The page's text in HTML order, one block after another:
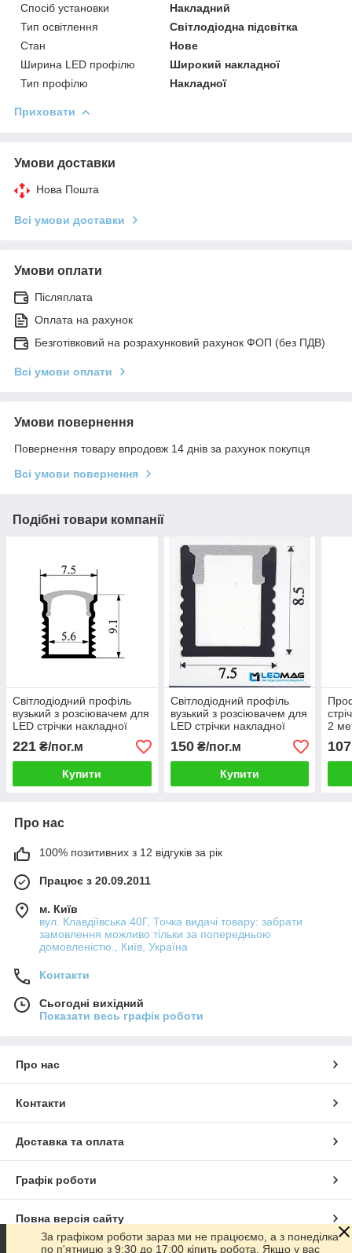
Спосіб установки
Накладний
Тип освітлення
Світлодіодна підсвітка
Стан
Нове
Ширина LED профілю
Широкий накладної
Тип профілю
Накладної
Приховати
Умови доставки
Нова Пошта
Всі умови доставки
Умови оплати
Післяплата
Оплата на рахунок
Безготівковий на розрахунковий рахунок ФОП (без ПДВ)
Всі умови оплати
Умови повернення
Повернення товару впродовж 14 днів за рахунок покупця
Всі умови повернення
Подібні товари компанії
Світлодіодний профіль
вузький з розсіювачем для
LED стрічки накладної
8,5х7,5 мм (планка 3
метри)
221 ₴/пог.м
Купити
Світлодіодний профіль
вузький з розсіювачем для
LED стрічки накладної
8,5х7,5 мм (планки по 2 та
3 метри)
150₴/пог.м
Купити
2
107
Про нас
100% позитивних з 12 відгуків за рік
Працює з 20.09.2011
м. Київ
вул. Клавдіївська 40Г, Точка видачі товару: забрати
замовлення можливо тільки за попередньою
домовленістю., Київ, Україна
Контакти
Сьогодні вихідний
Показати весь графік роботи
Про нас
Контакти
Доставка та оплата
Графік роботи
Повна версія сайту
За графіком роботи зараз ми не працюємо, а з понеділка
по п'ятницю з 9:30 до 17:00 кіпить робота. Якщо у вас